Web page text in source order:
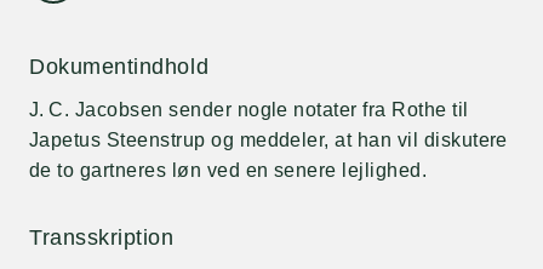
Dokumentindhold
J. C. Jacobsen sender nogle notater fra Rothe til
Japetus Steenstrup og meddeler, at han vil diskutere
de to gartneres løn ved en senere lejlighed.
Transskription